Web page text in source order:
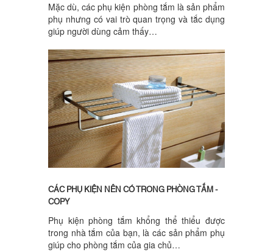
Mặc dù, các phụ kiện phòng tắm là sản phẩm
phụ nhưng có vai trò quan trọng và tắc dụng
giúp người dùng cảm thấy…
CÁC PHỤ KIỆN NÊN CÓ TRONG PHÒNG TẮM -
COPY
Phụ kiện phòng tắm khổng thể thiểu được
trong nhà tắm của bạn, là các sản phẩm phụ
giúp cho phòng tắm của gia chủ…